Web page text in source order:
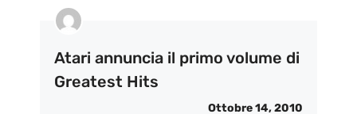
Atari annuncia il primo volume di
Greatest Hits
Ottobre 14, 2010